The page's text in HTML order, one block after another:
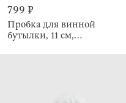
799 ₽
Пробка для винной
бутылки, 11 см,